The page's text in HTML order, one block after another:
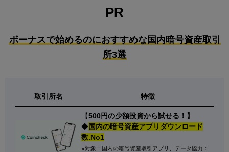
PR
ボーナスで始めるのにおすすめな国内暗号資産取引
所3選
取引所名 特徴
【500円の少額投資から試せる！】
◆国内の暗号資産アプリダウンロード
数.No1
※対象：国内の暗号資産取引アプリ、データ協力：